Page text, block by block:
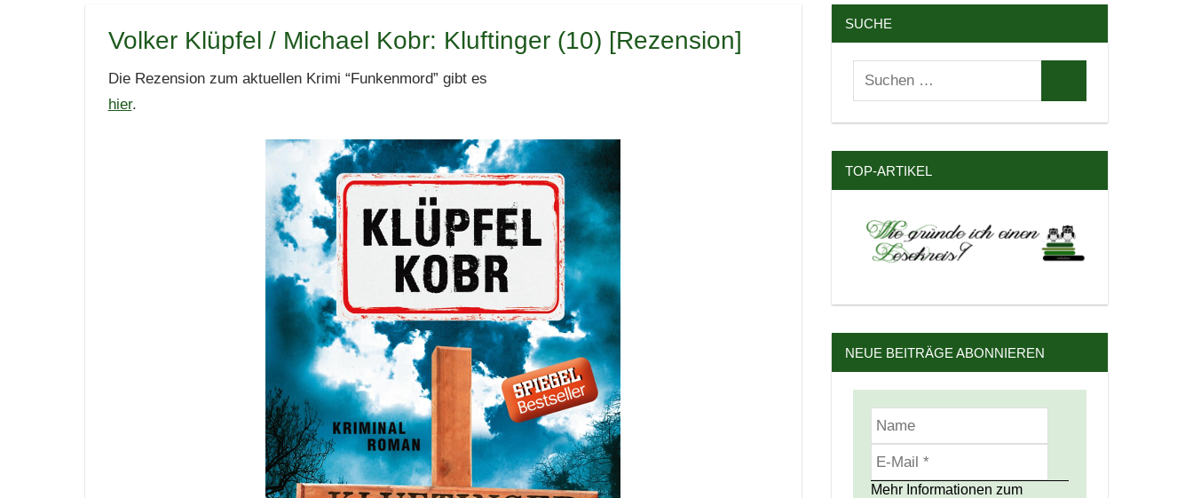
Volker Klüpfel / Michael Kobr: Kluftinger (10) [Rezension]
Die Rezension zum aktuellen Krimi “Funkenmord” gibt es
hier.
SUCHE
Suchen
nach:
TOP-ARTIKEL
NEUE BEITRÄGE ABONNIEREN
Mehr Informationen zum